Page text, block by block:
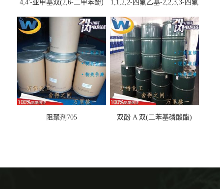
4,4'-亚甲基双(2,6-二甲苯酚)
1,1,2,2-四氟乙基-2,2,3,3-四氟
阻聚剂705 双酚 A 双(二苯基磷酸酯)